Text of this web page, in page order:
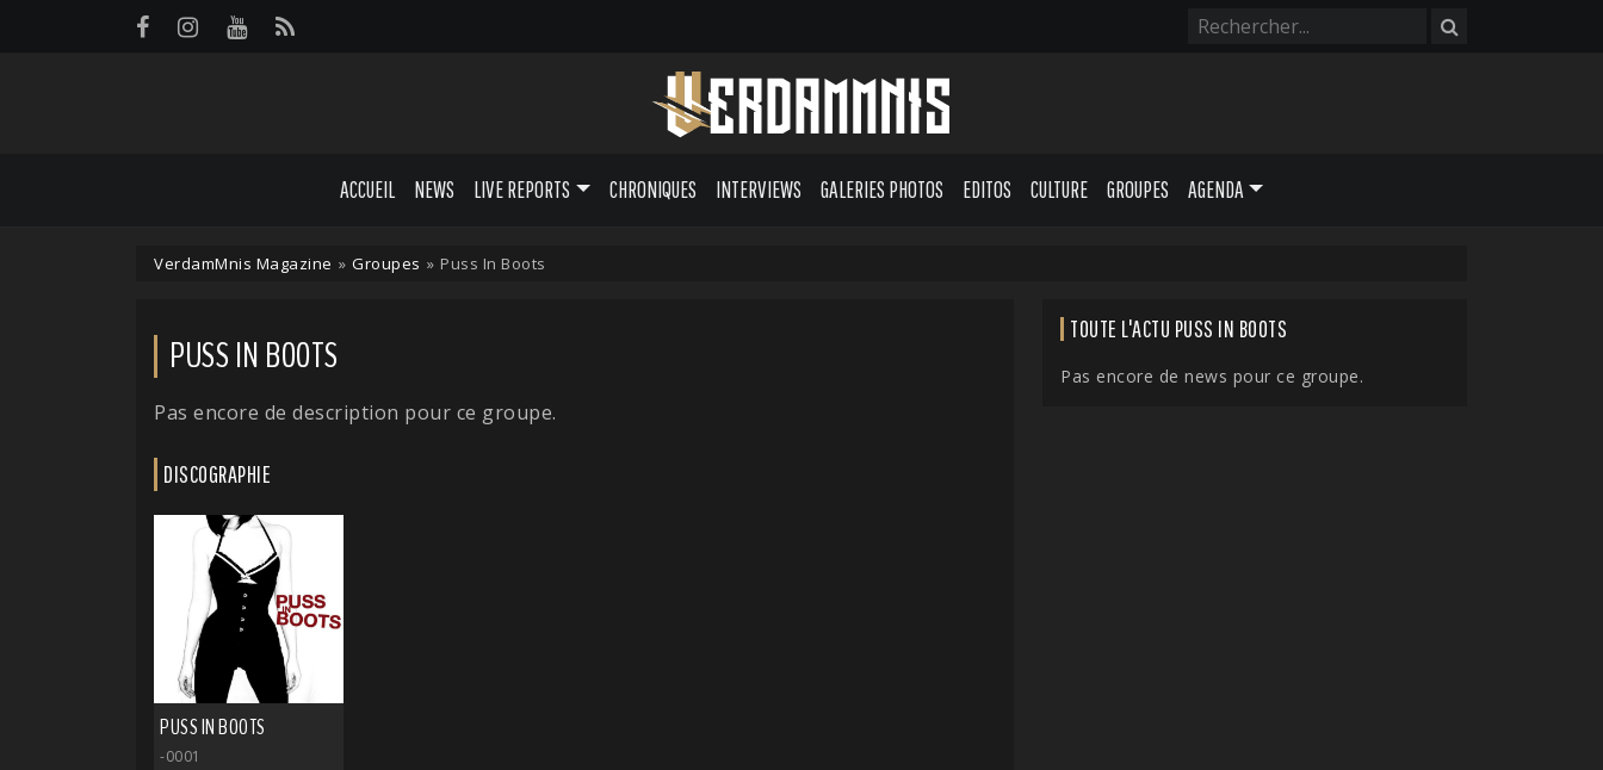
ACCUEIL NEWS LIVE REPORTS CHRONIQUES INTERVIEWS GALERIES PHOTOS EDITOS CULTURE GROUPES AGENDA
VerdamMnis Magazine » Groupes » Puss In Boots
PUSS IN BOOTS
Pas encore de description pour ce groupe.
DISCOGRAPHIE
PUSS IN BOOTS
-0001
TOUTE L'ACTU PUSS IN BOOTS
Pas encore de news pour ce groupe.
Panneau de gestion des cookies